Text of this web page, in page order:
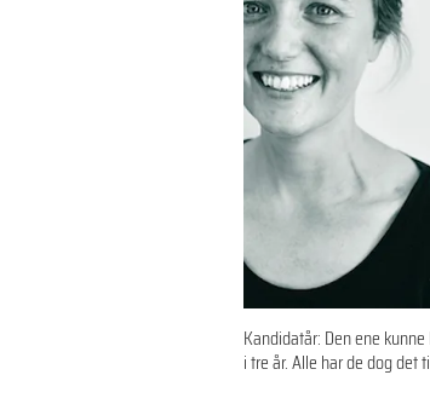
Kandidatår: Den ene
i tre år. Alle har de dog